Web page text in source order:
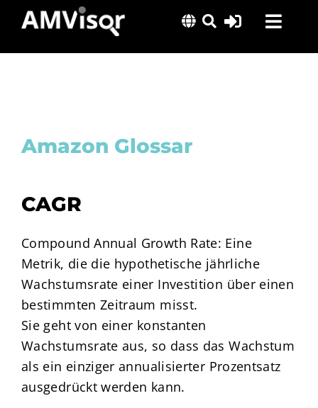
content
Lösungen
Über uns
Amazon Glossar
CAGR
Compound Annual Growth Rate: Eine
Metrik, die die hypothetische jährliche
Wachstumsrate einer Investition über einen
bestimmten Zeitraum misst.
Sie geht von einer konstanten
Wachstumsrate aus, so dass das Wachstum
als ein einziger annualisierter Prozentsatz
ausgedrückt werden kann.